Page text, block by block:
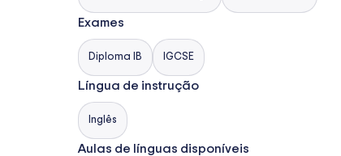
Exames
Diploma IB IGCSE
Língua de instrução
Inglês
Aulas de línguas disponíveis